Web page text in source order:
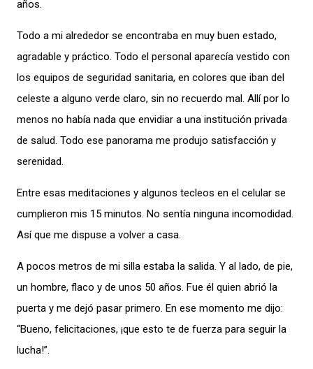
años.
Todo a mi alrededor se encontraba en muy buen estado,
agradable y práctico. Todo el personal aparecía vestido con
los equipos de seguridad sanitaria, en colores que iban del
celeste a alguno verde claro, sin no recuerdo mal. Allí por lo
menos no había nada que envidiar a una institución privada
de salud. Todo ese panorama me produjo satisfacción y
serenidad.
Entre esas meditaciones y algunos tecleos en el celular se
cumplieron mis 15 minutos. No sentía ninguna incomodidad.
Así que me dispuse a volver a casa.
A pocos metros de mi silla estaba la salida. Y al lado, de pie,
un hombre, flaco y de unos 50 años. Fue él quien abrió la
puerta y me dejó pasar primero. En ese momento me dijo:
“Bueno, felicitaciones, ¡que esto te de fuerza para seguir la
lucha!”.